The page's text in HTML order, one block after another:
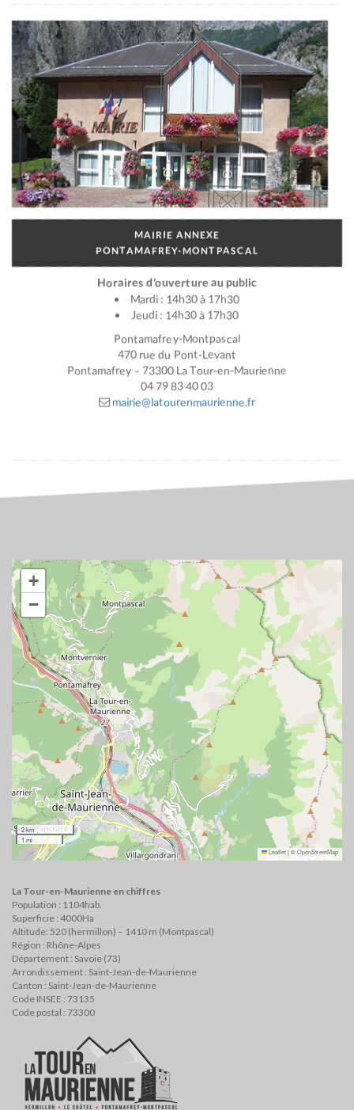
MAIRIE ANNEXE
PONTAMAFREY-MONTPASCAL
Horaires d’ouverture au public
Mardi : 14h30 à 17h30
Jeudi : 14h30 à 17h30
Pontamafrey-Montpascal
470 rue du Pont-Levant
Pontamafrey – 73300 La Tour-en-Maurienne
04 79 83 40 03
mairie@latourenmaurienne.fr
+
−
2 km
1 mi
Leaflet|©OpenStreetMap
La Tour-en-Maurienne en chiffres
Population : 1104hab.
Superficie : 4000Ha
Altitude: 520 (hermillon) – 1410 m (Montpascal)
Région : Rhône-Alpes
Département : Savoie (73)
Arrondissement : Saint-Jean-de-Maurienne
Canton : Saint-Jean-de-Maurienne
Code INSEE : 73135
Code postal : 73300